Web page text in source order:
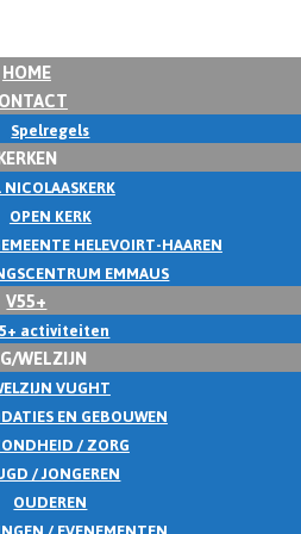
HOME
Spelregels
OPEN KERK
HELEVOIRT-HAAREN
EMMAUS
V55+
activiteiten
WELZIJN
VUGHT
EN GEBOUWEN
/ ZORG
/ JONGEREN
OUDEREN